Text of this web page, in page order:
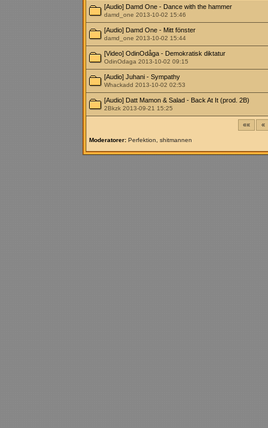
[Audio] Damd One - Dance with the hammer
damd_one 2013-10-02 15:46
[Audio] Damd One - Mitt fönster
damd_one 2013-10-02 15:44
[Video] OdinOdåga - Demokratisk diktatur
OdinOdaga 2013-10-02 09:15
[Audio] Juhani - Sympathy
Whackadd 2013-10-02 02:53
[Audio] Datt Mamon & Salad - Back At It (prod. 2B)
2Bkzk 2013-09-21 15:25
«« «
Moderatorer: Perfektion shitmannen